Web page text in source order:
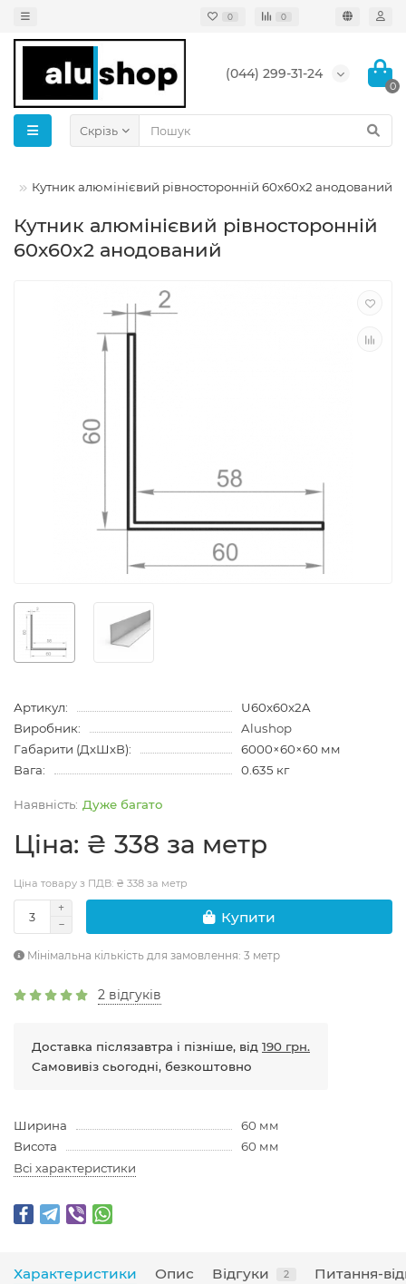
0 0
(044) 299-31-24
0
Скрізь
Кутник алюмінієвий рівносторонній 60х60x2 анодований
Кутник алюмінієвий рівносторонній
60х60x2 анодований
Артикул:
U60x60x2A
Виробник:
Alushop
Габарити (ДхШхВ):
6000×60×60 мм
Вага:
0.635 кг
Дуже багато
Цiна: ₴ 338 за метр
Ціна товару з ПДВ: ₴ 338 за метр
Купити
Мінімальна кількість для замовлення: 3 метр
2 відгуків
Доставка післязавтра і пізніше, від 190 грн.
Самовивіз сьогодні, безкоштовно
Ширина
60 мм
Висота
60 мм
Всі характеристики
Характеристики Опис Відгуки 2 Питання-